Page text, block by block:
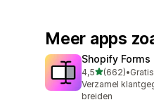
Meer apps
Shopify Forms
4,5van 5 sterren
(662)
662 recensies in
•Gratis
Verzamel
breiden